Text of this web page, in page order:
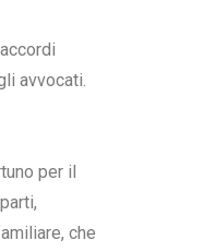
avvocati.
per il
che